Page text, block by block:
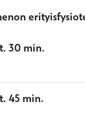
30 min.
45 min.